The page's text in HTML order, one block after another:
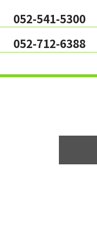
052-541-5300
052-712-6388